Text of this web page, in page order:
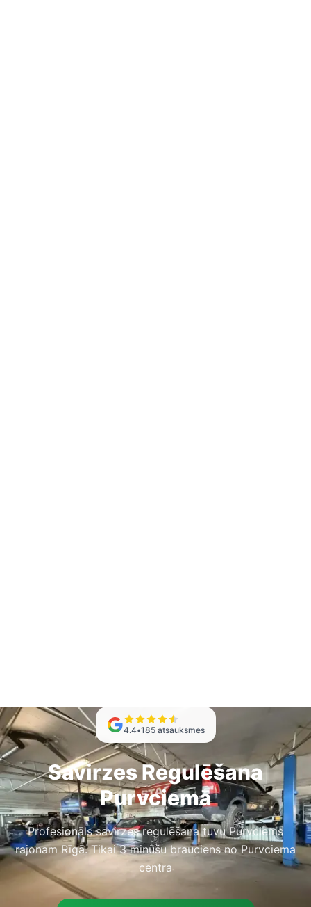
4.4•185 atsauksmes
Savirzes Regulēšana
Purvciemā
Profesionāls savirzes regulēšana tuvu Purvciems
rajonam Rīgā. Tikai 3 minūšu brauciens no Purvciema
centra